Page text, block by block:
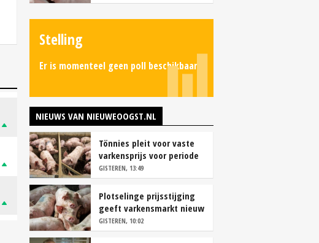
Stelling
Er is momenteel geen poll beschikbaar.
NIEUWS VAN NIEUWEOOGST.NL
Tönnies pleit voor vaste
varkensprijs voor periode
van zes maanden
GISTEREN, 13:49
Plotselinge prijsstijging
geeft varkensmarkt nieuw
perspectief
GISTEREN, 10:02